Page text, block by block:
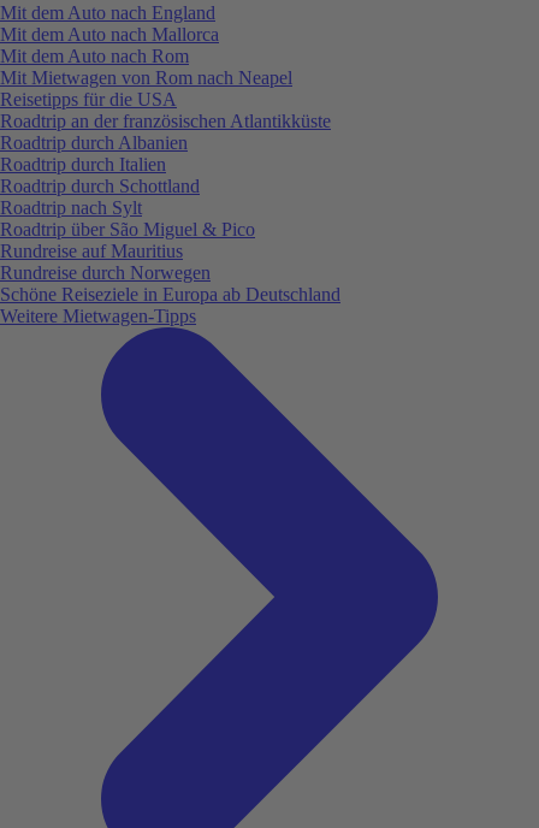
Mit dem Auto nach England
Mit dem Auto nach Mallorca
Mit dem Auto nach Rom
Mit Mietwagen von Rom nach Neapel
Reisetipps für die USA
Roadtrip an der französischen Atlantikküste
Roadtrip durch Albanien
Roadtrip durch Italien
Roadtrip durch Schottland
Roadtrip nach Sylt
Roadtrip über São Miguel & Pico
Rundreise auf Mauritius
Rundreise durch Norwegen
Schöne Reiseziele in Europa ab Deutschland
Weitere Mietwagen-Tipps